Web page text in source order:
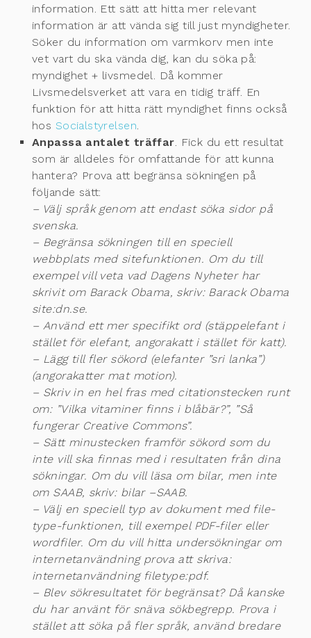
information. Ett sätt att hitta mer relevant
information är att vända sig till just myndigheter.
Söker du information om varmkorv men inte
vet vart du ska vända dig, kan du söka på:
myndighet + livsmedel. Då kommer
Livsmedelsverket att vara en tidig träff. En
funktion för att hitta rätt myndighet finns också
hos Socialstyrelsen.
Anpassa antalet träffar. Fick du ett resultat
som är alldeles för omfattande för att kunna
hantera? Prova att begränsa sökningen på
följande sätt:
– Välj språk genom att endast söka sidor på
svenska.
– Begränsa sökningen till en speciell
webbplats med sitefunktionen. Om du till
exempel vill veta vad Dagens Nyheter har
skrivit om Barack Obama, skriv: Barack Obama
site:dn.se.
– Använd ett mer specifikt ord (stäppelefant i
stället för elefant, angorakatt i stället för katt).
– Lägg till fler sökord (elefanter ”sri lanka”)
(angorakatter mat motion).
– Skriv in en hel fras med citationstecken runt
om: ”Vilka vitaminer finns i blåbär?”, ”Så
fungerar Creative Commons”.
– Sätt minustecken framför sökord som du
inte vill ska finnas med i resultaten från dina
sökningar. Om du vill läsa om bilar, men inte
om SAAB, skriv: bilar –SAAB.
– Välj en speciell typ av dokument med file-
type-funktionen, till exempel PDF-filer eller
wordfiler. Om du vill hitta undersökningar om
internetanvändning prova att skriva:
internetanvändning filetype:pdf.
– Blev sökresultatet för begränsat? Då kanske
du har använt för snäva sökbegrepp. Prova i
stället att söka på fler språk, använd bredare